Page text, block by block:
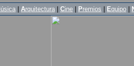
úsica Arquitectura Cine Premios Equipo